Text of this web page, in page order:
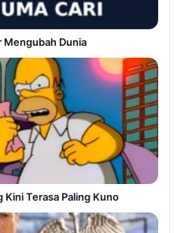
Mengubah Dunia
Terasa Paling Kuno